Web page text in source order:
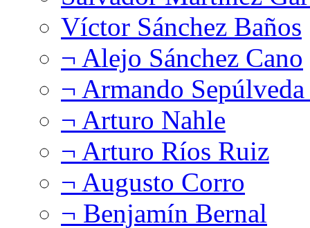
Víctor Sánchez Baños
¬ Alejo Sánchez Cano
¬ Armando
¬ Arturo Nahle
¬ Arturo Ríos Ruiz
¬ Augusto Corro
¬ Benjamín Bernal